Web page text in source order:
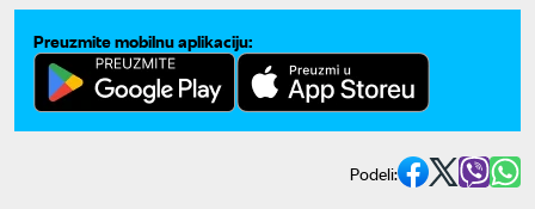
Preuzmite mobilnu aplikaciju:
Podeli: